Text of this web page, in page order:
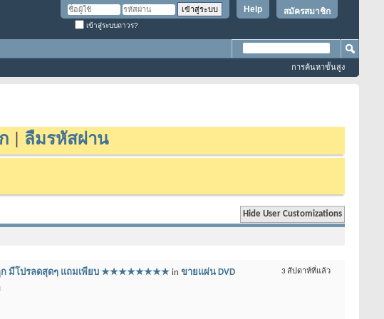
สมัครสมาชิก
Help
เข้าสู่ระบบถาวร?
การค้นหาขั้นสูง
ลืมรหัสผ่าน
3 สัปดาห์ที่แล้ว
มีโปรลดสุดๆ แถมเพียบ ★★★★★★★★ in ขายแผ่น DVD